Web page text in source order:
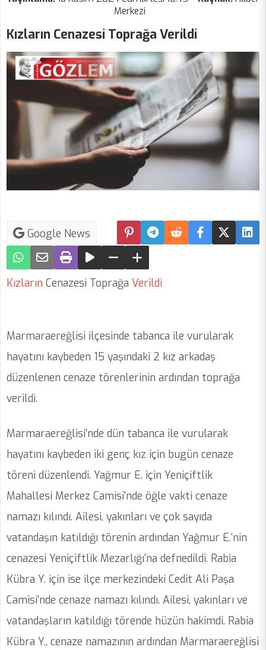
Merkezi
Kızların Cenazesi Toprağa Verildi
Google News
Kızların Cenazesi Toprağa Verildi
Marmaraereğlisi ilçesinde tabanca ile vurularak
hayatını kaybeden 15 yaşındaki 2 kız arkadaş
düzenlenen cenaze törenlerinin ardından toprağa
verildi.
Marmaraereğlisi'nde dün tabanca ile vurularak
hayatını kaybeden iki genç kız için bugün cenaze
töreni düzenlendi. Yağmur E. için Yeniçiftlik
Mahallesi Merkez Camisi'nde öğle vakti cenaze
namazı kılındı. Ailesi, yakınları ve çok sayıda
vatandaşın katıldığı törenin ardından Yağmur E.'nin
cenazesi Yeniçiftlik Mezarlığı'na defnedildi. Rabia
Kübra Y. için ise ilçe merkezindeki Cedit Ali Paşa
Camisi'nde cenaze namazı kılındı. Ailesi, yakınları ve
vatandaşların katıldığı törende hüzün hakimdi. Rabia
Kübra Y., cenaze namazının ardından Marmaraereğlisi